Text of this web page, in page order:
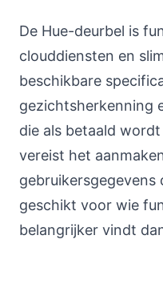
De Hue-deurbel is
clouddiensten en
beschikbare
gezichtsherkenning
die als betaald
vereist het
gebruikersgegevens
geschikt voor wie
belangrijker vindt